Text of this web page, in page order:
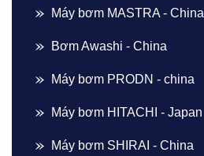
Máy bơm MASTRA - China
Bơm Awashi - China
Máy bơm PRODN - china
Máy bơm HITACHI - Japan
Máy bơm SHIRAI - China